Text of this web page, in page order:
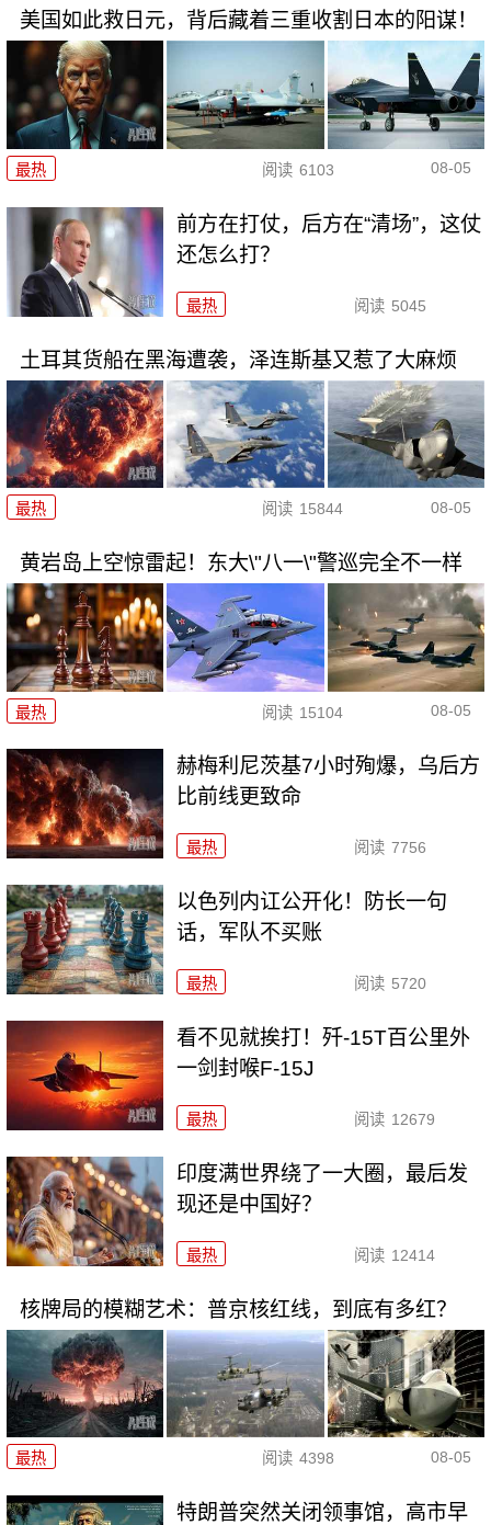
美国如此救日元，背后藏着三重收割日本的阳谋！
最热 阅读 6103 08-05
前方在打仗，后方在“清场”，这仗
还怎么打？
最热 阅读 5045
土耳其货船在黑海遭袭，泽连斯基又惹了大麻烦
最热 阅读 15844 08-05
黄岩岛上空惊雷起！东大\"八一\"警巡完全不一样
最热 阅读 15104 08-05
赫梅利尼茨基7小时殉爆，乌后方
比前线更致命
最热 阅读 7756
以色列内讧公开化！防长一句
话，军队不买账
最热 阅读 5720
看不见就挨打！歼-15T百公里外
一剑封喉F-15J
最热 阅读 12679
印度满世界绕了一大圈，最后发
现还是中国好？
最热 阅读 12414
核牌局的模糊艺术：普京核红线，到底有多红？
最热 阅读 4398 08-05
特朗普突然关闭领事馆，高市早